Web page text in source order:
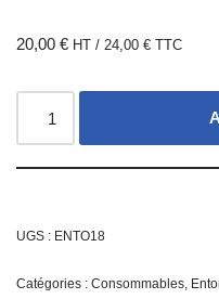
20,00 € HT / 24,00 € TTC
UGS : ENTO18
Catégories : Consommables,